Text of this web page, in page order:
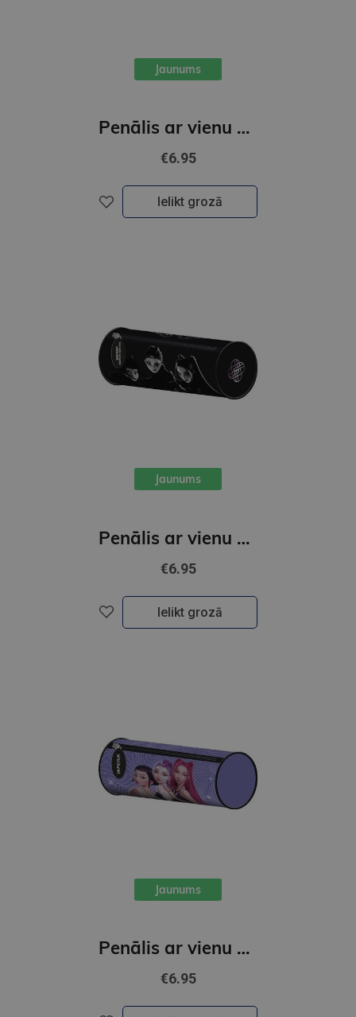
Jaunums
Penālis ar vienu nodalījumu, bez priekšmetiem, K-POP Demon Hunters, ceriņu krāsā
€6.95
Ielikt grozā
Jaunums
Penālis ar vienu nodalījumu, bez priekšmetiem, K-POP Demon Hunters, melns
€6.95
Ielikt grozā
Jaunums
Penālis ar vienu nodalījumu, bez priekšmetiem, K-POP Demon Hunters, violets
€6.95